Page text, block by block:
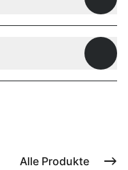
Alle Produkte